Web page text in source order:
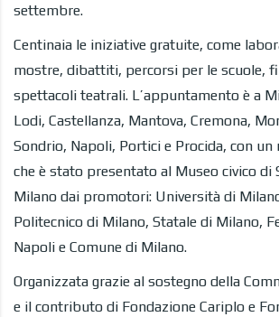
settembre.
Centinaia le iniziative gratuite, come
mostre, dibattiti, percorsi per le scuole,
spettacoli teatrali. L’appuntamento è a
Lodi, Castellanza, Mantova, Cremona,
Sondrio, Napoli, Portici e Procida, con un
che è stato presentato al Museo civico di
Milano dai promotori: Università di
Politecnico di Milano, Statale di Milano,
Napoli e Comune di Milano.
Organizzata grazie al sostegno della
e il contributo di Fondazione Cariplo e